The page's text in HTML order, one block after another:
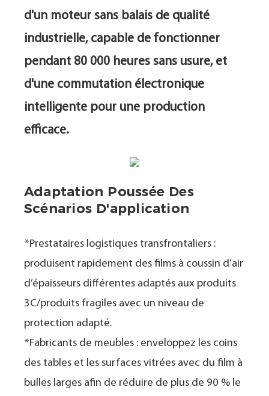
d'un moteur sans balais de qualité
industrielle, capable de fonctionner
pendant 80 000 heures sans usure, et
d'une commutation électronique
intelligente pour une production
efficace.
Adaptation Poussée Des
Scénarios D'application
*Prestataires logistiques transfrontaliers :
produisent rapidement des films à coussin d’air
d’épaisseurs différentes adaptés aux produits
3C/produits fragiles avec un niveau de
protection adapté.
*Fabricants de meubles : enveloppez les coins
des tables et les surfaces vitrées avec du film à
bulles larges afin de réduire de plus de 90 % le